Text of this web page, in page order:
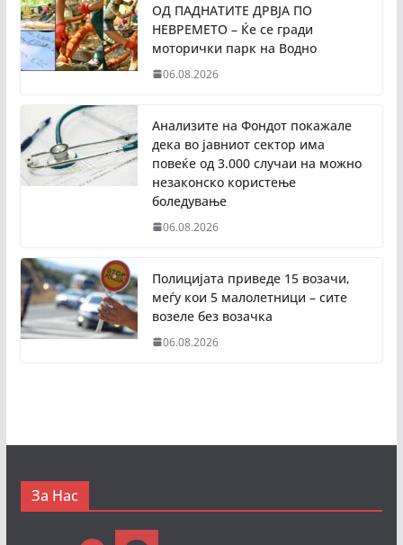
ОД ПАДНАТИТЕ ДРВЈА ПО
НЕВРЕМЕТО – Ќе се гради
моторички парк на Водно
06.08.2026
Анализите на Фондот покажале
дека во јавниот сектор има
повеќе од 3.000 случаи на можно
незаконско користење
боледување
06.08.2026
Полицијата приведе 15 возачи,
меѓу кои 5 малолетници – сите
возеле без возачка
06.08.2026
За Нас